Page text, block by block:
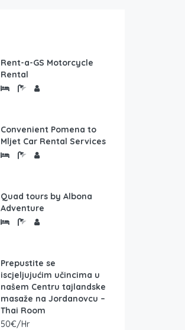
Rent-a-GS Motorcycle
Rental
Convenient Pomena to
Mljet Car Rental Services
Quad tours by Albona
Adventure
Prepustite se
iscjeljujućim učincima u
našem Centru tajlandske
masaže na Jordanovcu –
Thai Room
50€/Hr